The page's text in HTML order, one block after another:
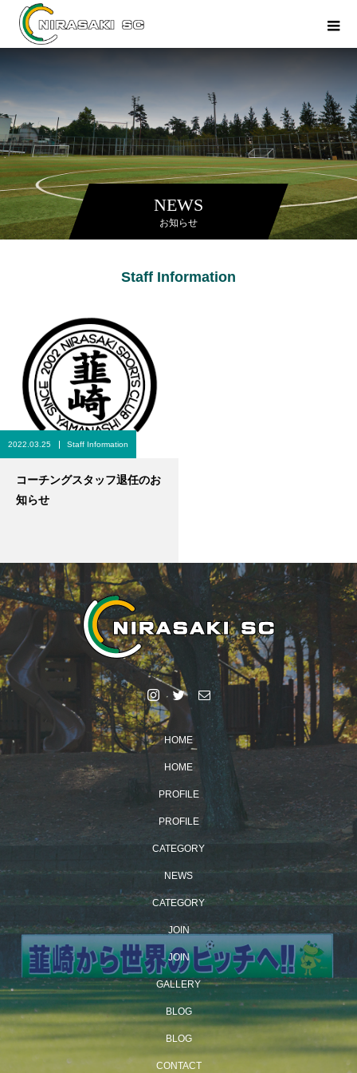
NEWS
お知らせ
Staff Information
2022.03.25 Staff Information
コーチングスタッフ退任のお
知らせ
HOME
HOME
PROFILE
PROFILE
CATEGORY
NEWS
CATEGORY
JOIN
JOIN
GALLERY
BLOG
BLOG
CONTACT